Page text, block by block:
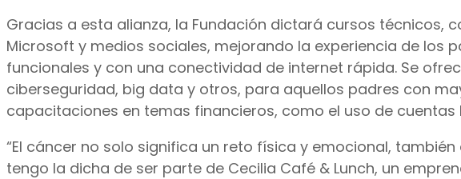
Gracias a esta alianza, la Fundación dictará cursos técnicos,
Microsoft y medios sociales, mejorando la experiencia de los
funcionales y con una conectividad de internet rápida. Se
ciberseguridad, big data y otros, para aquellos padres con
capacitaciones en temas financieros, como el uso de
“El cáncer no solo significa un reto física y emocional,
tengo la dicha de ser parte de Cecilia Café & Lunch, un